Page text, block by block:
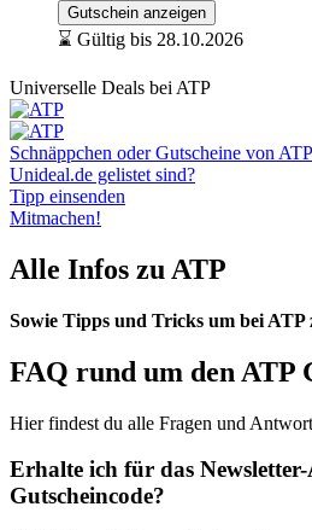
Gutschein anzeigen
⌛ Gültig bis 28.10.2026
Universelle Deals bei ATP
Schnäppchen oder Gutscheine von
Unideal.de gelistet sind?
Tipp einsenden
Mitmachen!
Alle Infos zu ATP
Sowie Tipps und Tricks um bei ATP
FAQ rund um den ATP
Hier findest du alle Fragen und
Erhalte ich für das
Gutscheincode?